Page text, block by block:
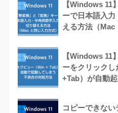
【Windows 11
ーで日本語入
える方法（Mac
【Windows 11
ーをクリック
+Tab）が自動
コピーできな